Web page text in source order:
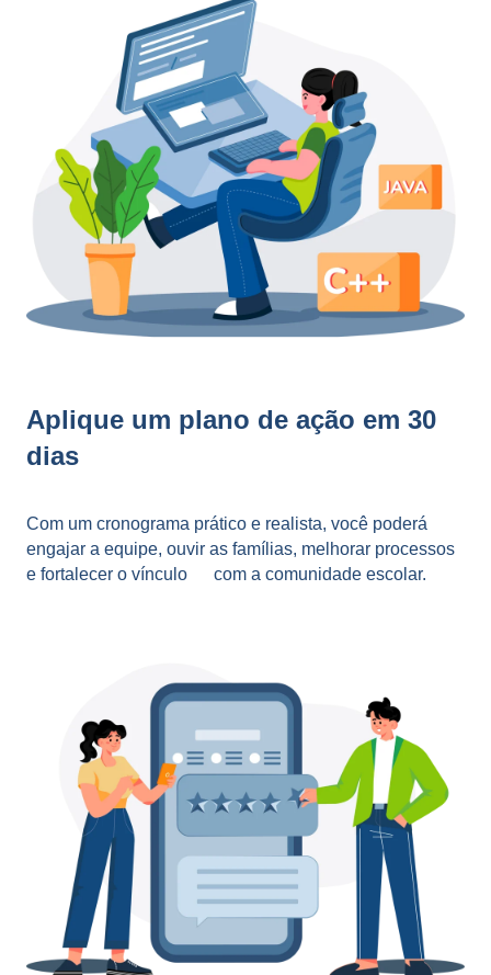
Aplique um plano de ação em 30
dias
Com um cronograma prático e realista, você poderá
engajar a equipe, ouvir as famílias, melhorar processos
e fortalecer o vínculo com a comunidade escolar.